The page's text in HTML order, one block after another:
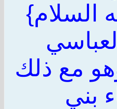
السلام}
مع ذلك
بني